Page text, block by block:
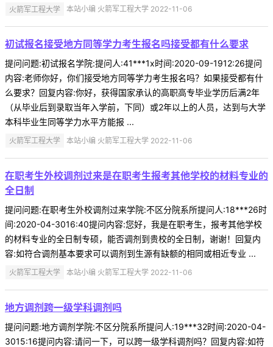
火箭军工程大学 本站小编 火箭军工程大学 2022-11-06
初试报名接受地方同等学力考生报名吗接受都有什么要求
提问问题:初试报名学院:提问人:41***1x时间:2020-09-1912:26提问
内容:老师你好，你们接受地方同等学力考生报名吗？如果接受都有什
么要求？回复内容:你好，获得国家承认的高职高专毕业学历后满2年
（从毕业后到录取当年入学前，下同）或2年以上的人员，达到与大学
本科毕业生同等学力水平方能报 ...
火箭军工程大学 本站小编 火箭军工程大学 2022-11-06
在职考生外校调剂过来是在职考生报考其他学校的材料专业的
全日制
提问问题:在职考生外校调剂过来学院:不区分院系所提问人:18***26时
间:2020-04-3016:40提问内容:您好，我是在职考生，报考其他学校
的材料专业的全日制专硕，能否调剂到贵校的全日制，谢谢！回复内
容:如符合调剂基本要求可以调剂到生源有缺额的相同或相近专业 ...
火箭军工程大学 本站小编 火箭军工程大学 2022-11-06
地方调剂跨一级学科调剂吗
提问问题:地方调剂学院:不区分院系所提问人:19***32时间:2020-04-
3015:16提问内容:请问一下，可以跨一级学科调剂吗？回复内容:如符